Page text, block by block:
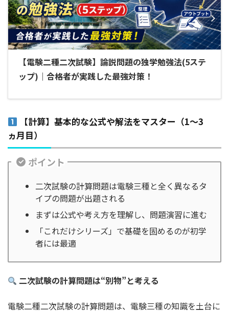
【電験二種二次試験】論説問題の独学勉強法(5ステ
ップ)｜合格者が実践した最強対策！
【計算】基本的な公式や解法をマスター（1～3
ヵ月目）
ポイント
二次試験の計算問題は電験三種と全く異なるタ
イプの問題が出題される
まずは公式や考え方を理解し、問題演習に進む
「これだけシリーズ」で基礎を固めるのが初学
者には最適
二次試験の計算問題は“別物”と考える
電験二種二次試験の計算問題は、電験三種の知識を土台に